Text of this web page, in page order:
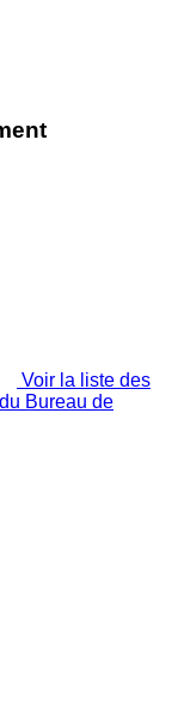
Voir la liste des
Bureau de